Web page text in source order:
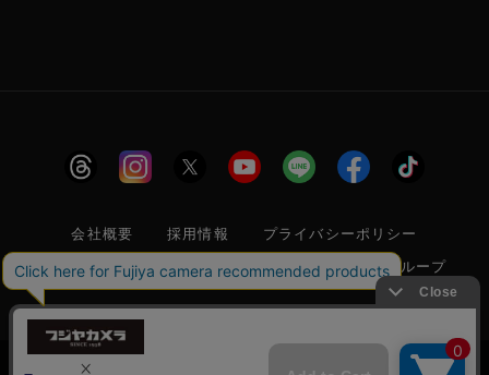
会社概要 採用情報
プライバシーポリシー
特定商取引に関する法律に基づく表示
フジヤグループ
商標登録 第5211024号 株式会社フジヤカメラ店 古物商許可番
号 東京都公安委員会 第304399601272号
当サイトでは利便性向上のためクッキー(Cookie)